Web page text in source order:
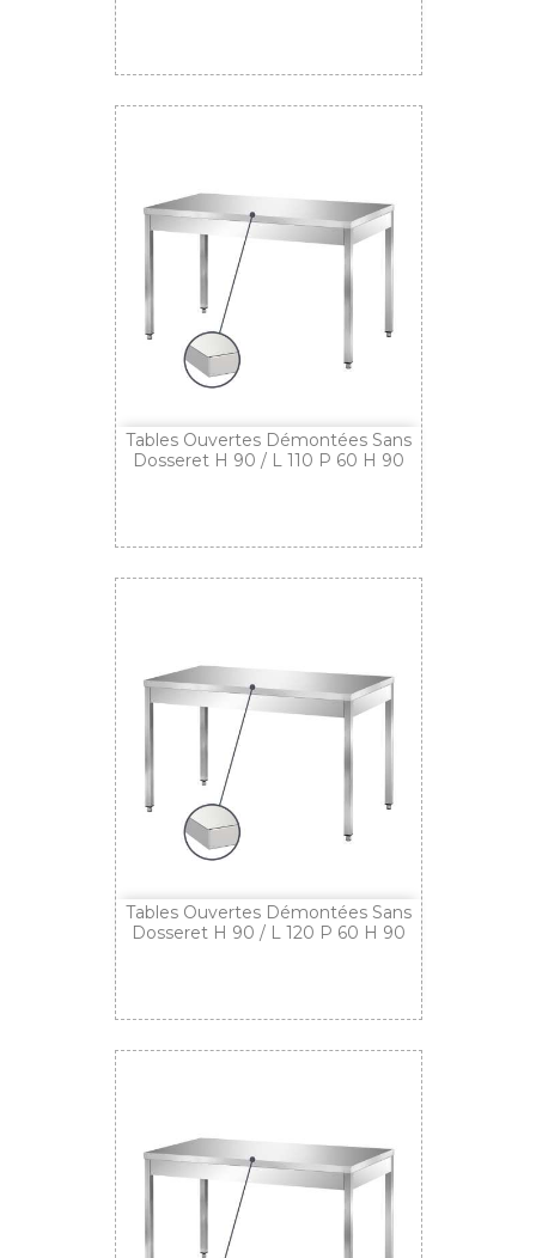
Tables Ouvertes Démontées Sans
Dosseret H 90 / L 110 P 60 H 90
Tables Ouvertes Démontées Sans
Dosseret H 90 / L 120 P 60 H 90